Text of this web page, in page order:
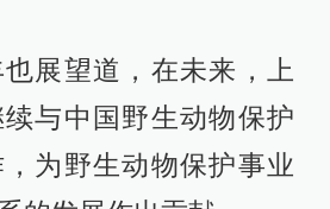
展望道，在未来，上
与中国野生动物保护
为野生动物保护事业